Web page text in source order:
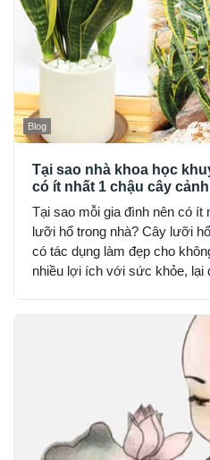
Blog
Tại sao nhà khoa học
có ít nhất 1 chậu cây
Tại sao mỗi gia đình nên có ít
lưỡi hổ trong nhà? Cây lưỡi
có tác dụng làm đẹp cho
nhiều lợi ích với sức khỏe, lại